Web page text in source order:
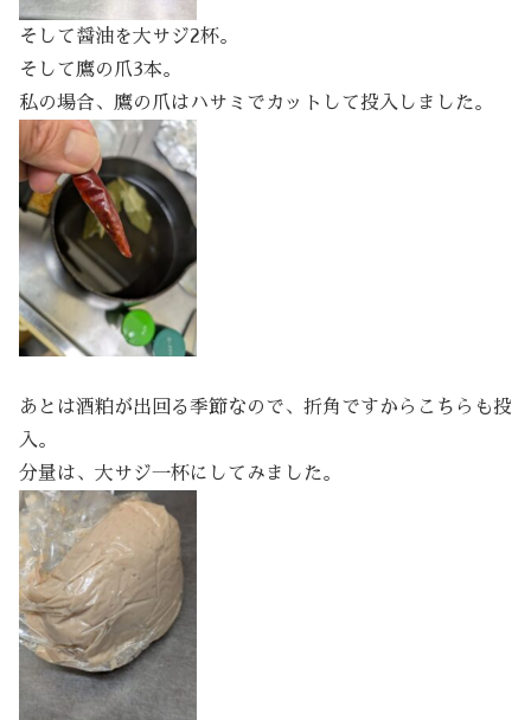
そして醤油を大サジ2杯。
そして鷹の爪3本。
私の場合、鷹の爪はハサミでカットして投入しました。
あとは酒粕が出回る季節なので、折角ですからこちらも投
入。
分量は、大サジ一杯にしてみました。